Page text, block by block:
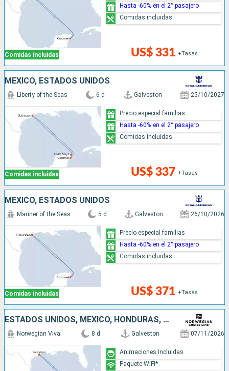
Comidas incluidas US$ 331 +Tasas
Hasta -60% en el 2° pasajero
Comidas incluidas
MÉXICO, ESTADOS UNIDOS
Comidas incluidas
Liberty of the Seas 6 d Galveston 25/10/2027
US$ 337 +Tasas
Precio especial familias
Hasta -60% en el 2° pasajero
Comidas incluidas
MÉXICO, ESTADOS UNIDOS
Comidas incluidas
Mariner of the Seas 5 d Galveston 26/10/2026
US$ 371 +Tasas
Precio especial familias
Hasta -60% en el 2° pasajero
Comidas incluidas
ESTADOS UNIDOS, MÉXICO, HONDURAS, BELICE
Norwegian Viva 8 d Galveston 07/11/2026
Animaciones Incluidas
Paquete WiFi*